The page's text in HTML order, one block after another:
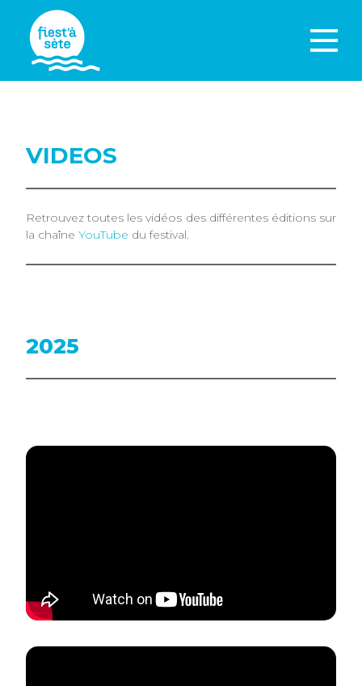
VIDEOS
Retrouvez toutes les vidéos des différentes éditions sur
la chaîne YouTube du festival.
2025